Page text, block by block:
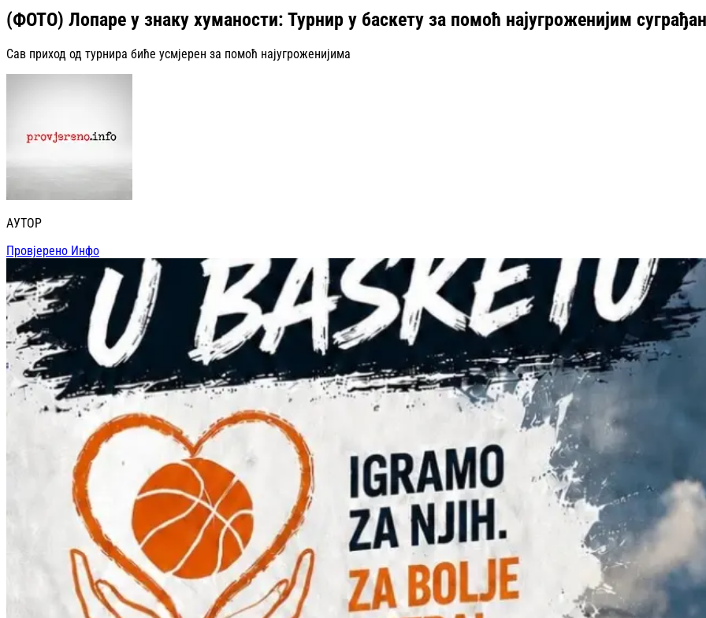
(ФОТО) Лопаре у знаку хуманости: Турнир у баскету за помоћ најугроженијим
Сав приход од турнира биће усмјерен за помоћ најугроженијима
АУТОР
Провјерено Инфо